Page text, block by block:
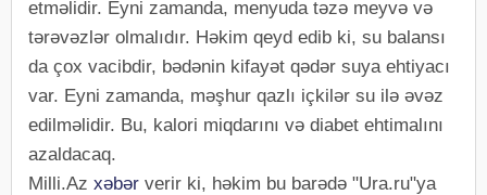
etməlidir. Eyni zamanda, menyuda təzə meyvə və
tərəvəzlər olmalıdır. Həkim qeyd edib ki, su balansı
da çox vacibdir, bədənin kifayət qədər suya ehtiyacı
var. Eyni zamanda, məşhur qazlı içkilər su ilə əvəz
edilməlidir. Bu, kalori miqdarını və diabet ehtimalını
azaldacaq.
Milli.Az xəbər verir ki, həkim bu barədə "Ura.ru"ya